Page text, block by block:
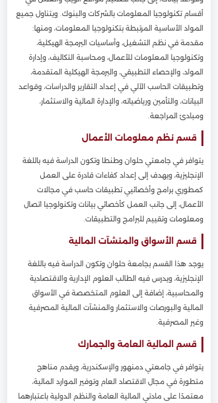
أقسام تكنولوجيا المعلومات بالشركات والبنوك. ويتناول جميع
المواد الأساسية المرتبطة بتكنولوجيا المعلومات، ومنها:
مقدمة في نظم التشغيل، وأساسيات البرمجة الهيكلية،
وتكنولوجيا المعلومات للأعمال، ومحاسبة التكاليف، وإدارة
المواد، والإحصاء التطبيقي، والبرمجة الهيكلية المتقدمة،
وتطبيقات الحاسب الآلي في إعداد التقارير والدراسات، وقواعد
البيانات، والتأمين ورياضياته، والإدارة المالية والاستثمار،
ومبادئ المراجعة.
قسم نظم معلومات الأعمال
يتوافر في جامعتي حلوان وطنطا وتكون الدراسة فيه باللغة
الإنجليزية، ويهدف إلى إعداد كفاءات قادرة على العمل
كمطوري برامج وأخصائيي تطبيقات حاسب في مجالات
الأعمال، إلى جانب العمل كأخصائي بيانات وتكنولوجيا اتصال
ومعلومات وتقييم للبرامج والتطبيقات.
قسم الأسواق والمنشآت المالية
يوجد هذا القسم بجامعة حلوان وتكون الدراسة فيه باللغة
الإنجليزية، ويدرس فيه الطالب العلوم الإدارية والاقتصادية
والمحاسبية، إضافة إلى العلوم المتخصصة في الأسواق
المالية والبورصات والاستثمار والمنشآت المالية المصرفية
وغير المصرفية.
قسم المالية العامة والجمارك
يتوافر في جامعتي دمنهور والإسكندرية، ويقدم مناهج
متطورة في مجال الاقتصاد العام وتوفير الموارد المالية،
معتمدًا على مادتي المالية العامة والنظم الدولية باعتبارهما